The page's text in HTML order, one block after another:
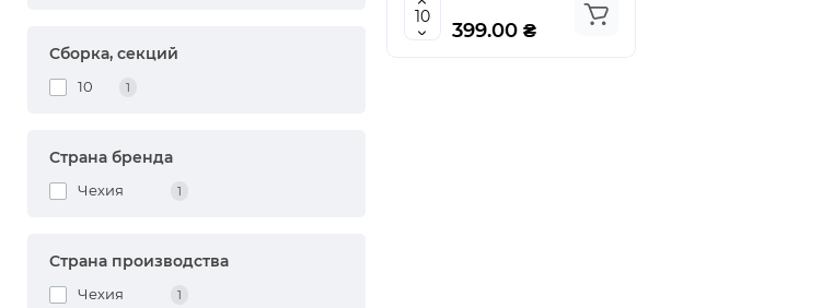
Сборка, секций
10 1
Страна бренда
Чехия 1
Страна производства
Чехия 1
399.00 ₴